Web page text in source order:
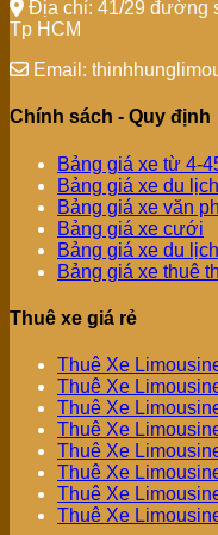
Địa chỉ: 41/29 đường
Tp HCM
Email:
Chính sách - Quy định
Bảng giá xe từ 4-
Bảng giá xe du lịch
Bảng giá xe văn
Bảng giá xe cưới
Bảng giá xe du
Bảng giá xe thuê
Thuê xe giá rẻ
Thuê Xe
Thuê Xe
Thuê Xe
Thuê Xe
Thuê Xe
Thuê Xe
Thuê Xe
Thuê Xe